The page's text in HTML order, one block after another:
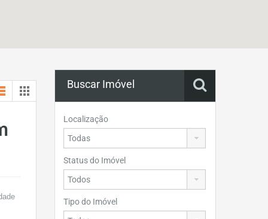
Buscar Imóvel
Localização
Status do Imóvel
Tipo do Imóvel